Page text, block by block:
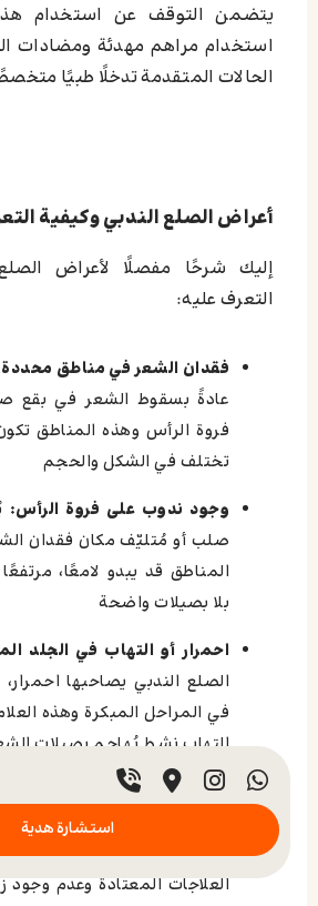
يتضمن التوقف عن استخدام
استخدام مراهم مهدئة ومضادات
الحالات المتقدمة تدخلًا طبيًا
أعراض الصلع الندبي وكيفية
إليك شرحًا مفصلًا لأعراض
التعرف عليه:
فقدان الشعر في مناطق
عادةً بسقوط الشعر في بقع
فروة الرأس وهذه المناطق
تختلف في الشكل والحجم
وجود ندوب على فروة الرأس:
صلب أو مُتليّف مكان فقدان
المناطق قد يبدو لامعًا،
بلا بصيلات واضحة
احمرار أو التهاب في الجلد
الصلع الندبي يصاحبها
في المراحل المبكرة وهذه
التهاب نشط يُهاجم بصيلات
توقف نمو الشعر وعدم
على عكس الصلع
للنمو في المناطق
العلاجات المعتادة وعدم
استشارة هدية